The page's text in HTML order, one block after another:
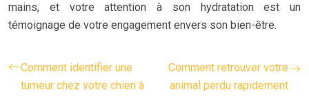
mains, et votre attention à son hydratation est un
témoignage de votre engagement envers son bien-être.
Comment identifier une
tumeur chez votre chien à
Comment retrouver votre
animal perdu rapidement